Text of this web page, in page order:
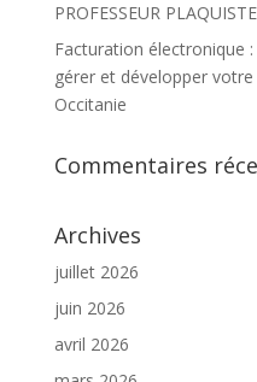
PROFESSEUR PLAQUISTE
Facturation électronique
gérer et développer
Occitanie
Commentaires
Archives
juillet 2026
juin 2026
avril 2026